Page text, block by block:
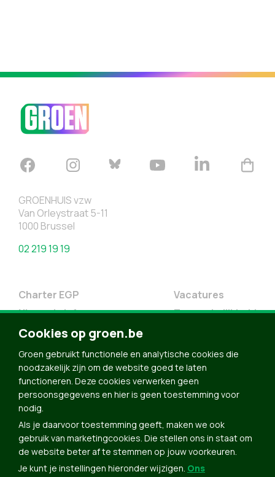
GROENHUIS vzw
Van Orleystraat 5-11
1000 Brussel
02 219 19 19
Charter EGP
Nieuwsbrief
Doe Mee
Contact
Groen in je buurt
Meldpunt
Vacatures
Toegankelijkheid
Word lid
Agenda
Bekijk kalender
Verleng je lidmaatschap
Cookies op groen.be
Groen gebruikt functionele en analytische cookies die
noodzakelijk zijn om de website goed te laten
functioneren. Deze cookies verwerken geen
persoonsgegevens en hier is geen toestemming voor
nodig.
Als je daarvoor toestemming geeft, maken we ook
gebruik van marketingcookies. Die stellen ons in staat om
de website beter af te stemmen op jouw voorkeuren.
Je kunt je instellingen hieronder wijzigen. Ons